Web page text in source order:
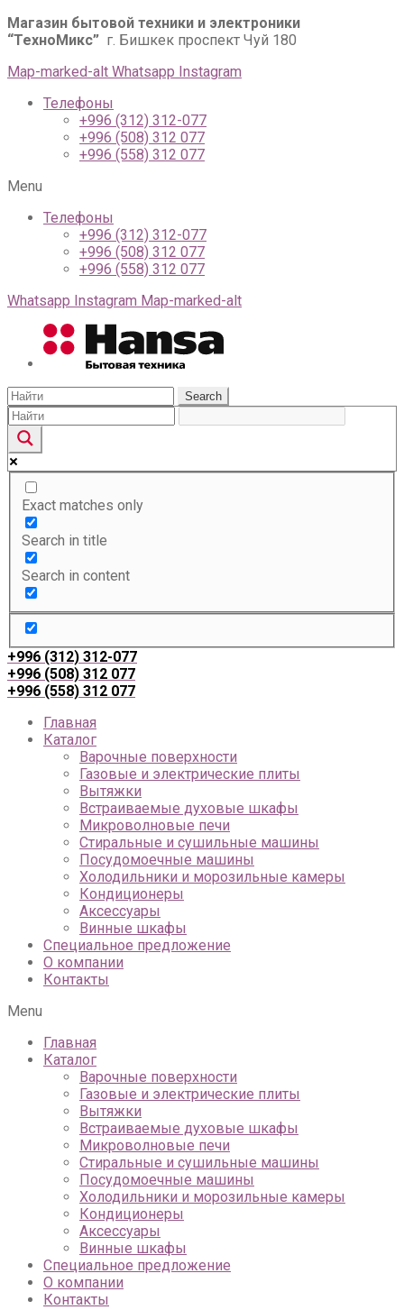
Магазин бытовой техники и электроники
“ТехноМикс” г. Бишкек проспект Чуй 180
Map-marked-alt Whatsapp Instagram
Телефоны
+996 (312) 312-077
+996 (508) 312 077
+996 (558) 312 077
Menu
Телефоны
+996 (312) 312-077
+996 (508) 312 077
+996 (558) 312 077
Whatsapp Instagram Map-marked-alt
Search
Exact matches only
Search in title
Search in content
+996 (312) 312-077
+996 (508) 312 077
+996 (558) 312 077
Главная
Каталог
Варочные поверхности
Газовые и электрические плиты
Вытяжки
Встраиваемые духовые шкафы
Микроволновые печи
Стиральные и сушильные машины
Посудомоечные машины
Холодильники и морозильные камеры
Кондиционеры
Аксессуары
Винные шкафы
Специальное предложение
О компании
Контакты
Menu
Главная
Каталог
Варочные поверхности
Газовые и электрические плиты
Вытяжки
Встраиваемые духовые шкафы
Микроволновые печи
Стиральные и сушильные машины
Посудомоечные машины
Холодильники и морозильные камеры
Кондиционеры
Аксессуары
Винные шкафы
Специальное предложение
О компании
Контакты